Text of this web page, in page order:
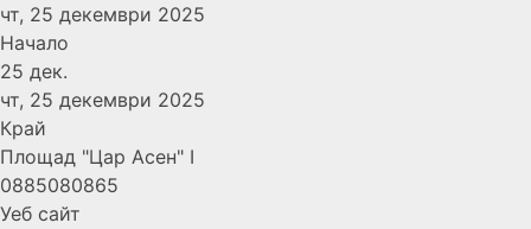
чт, 25 декември 2025
Начало
25 дек.
чт, 25 декември 2025
Край
Площад "Цар Асен" I
0885080865
Уеб сайт